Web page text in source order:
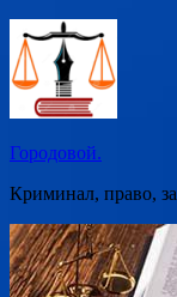
Перейти
содержимому
Городовой.
Криминал, право,